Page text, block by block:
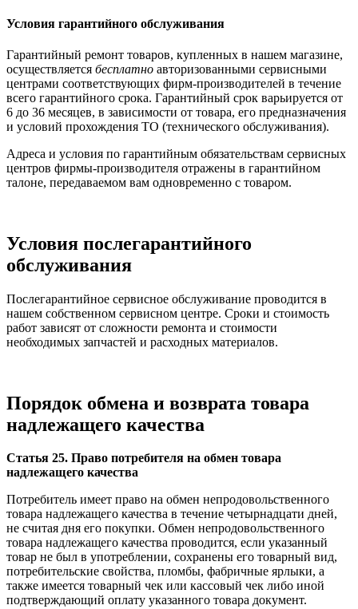
Условия гарантийного обслуживания
Гарантийный ремонт товаров, купленных в нашем магазине,
осуществляется бесплатно авторизованными сервисными
центрами соответствующих фирм-производителей в течение
всего гарантийного срока. Гарантийный срок варьируется от
6 до 36 месяцев, в зависимости от товара, его предназначения
и условий прохождения ТО (технического обслуживания).
Адреса и условия по гарантийным обязательствам сервисных
центров фирмы-производителя отражены в гарантийном
талоне, передаваемом вам одновременно с товаром.
Условия послегарантийного
обслуживания
Послегарантийное сервисное обслуживание проводится в
нашем собственном сервисном центре. Сроки и стоимость
работ зависят от сложности ремонта и стоимости
необходимых запчастей и расходных материалов.
Порядок обмена и возврата товара
надлежащего качества
Статья 25. Право потребителя на обмен товара
надлежащего качества
Потребитель имеет право на обмен непродовольственного
товара надлежащего качества в течение четырнадцати дней,
не считая дня его покупки. Обмен непродовольственного
товара надлежащего качества проводится, если указанный
товар не был в употреблении, сохранены его товарный вид,
потребительские свойства, пломбы, фабричные ярлыки, а
также имеется товарный чек или кассовый чек либо иной
подтверждающий оплату указанного товара документ.